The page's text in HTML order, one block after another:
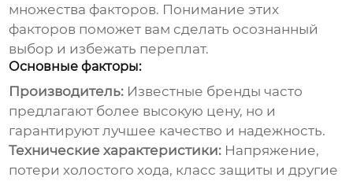
множества факторов. Понимание этих
факторов поможет вам сделать осознанный
выбор и избежать переплат.
Основные факторы:
Производитель: Известные бренды часто
предлагают более высокую цену, но и
гарантируют лучшее качество и надежность.
Технические характеристики: Напряжение,
потери холостого хода, класс защиты и другие